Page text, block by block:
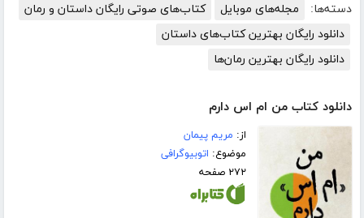
دسته‌ها: مجله‌های موبایل
کتاب‌های صوتی رایگان داستان و رمان
دانلود رایگان بهترین کتاب‌های داستان
دانلود رایگان بهترین رمان‌ها
دانلود کتاب من ام اس دارم
از: مریم پیمان
موضوع: اتوبیوگرافی
۲۷۲ صفحه